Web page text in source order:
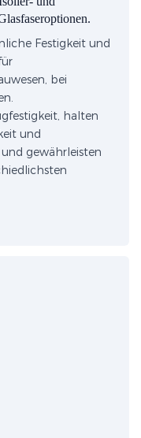
Festigkeit und
bei
halten
und
gewährleisten